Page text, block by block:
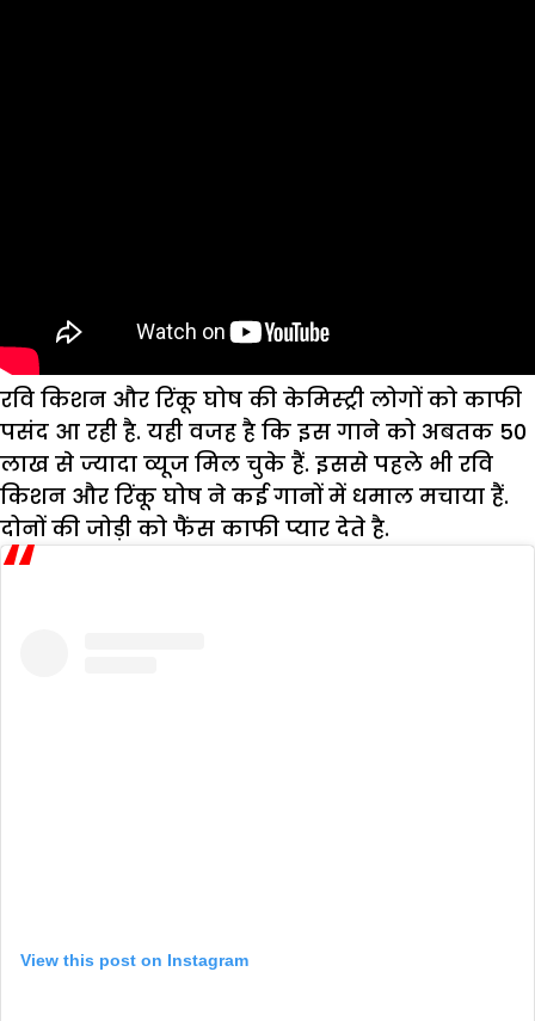
रवि किशन और रिंकू घोष की केमिस्ट्री लोगों को काफी
पसंद आ रही है. यही वजह है कि इस गाने को अबतक 50
लाख से ज्यादा व्यूज मिल चुके हैं. इससे पहले भी रवि
किशन और रिंकू घोष ने कई गानों में धमाल मचाया हैं.
दोनों की जोड़ी को फैंस काफी प्यार देते है.
View this post on Instagram